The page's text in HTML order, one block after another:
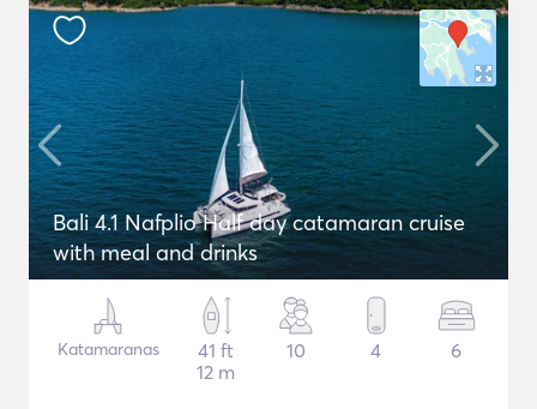
Bali 4.1 Nafplio Half day catamaran cruise
with meal and drinks
Katamaranas
41 ft
12 m
10 4 6